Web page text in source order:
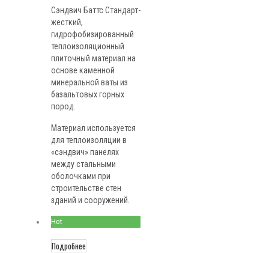
Сэндвич Баттс Стандарт-
жесткий,
гидрофобизированный
теплоизоляционный
плиточный материал на
основе каменной
минеральной ваты из
базальтовых горных
пород.
Материал используется
для теплоизоляции в
«сэндвич» панелях
между стальными
оболочками при
строительстве стен
зданий и сооружений.
Hot
Подробнее